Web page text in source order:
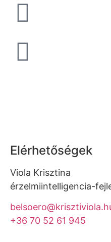
Elérhetőségek
Viola Krisztina
érzelmiintelligencia-
+36 70 52 61 945